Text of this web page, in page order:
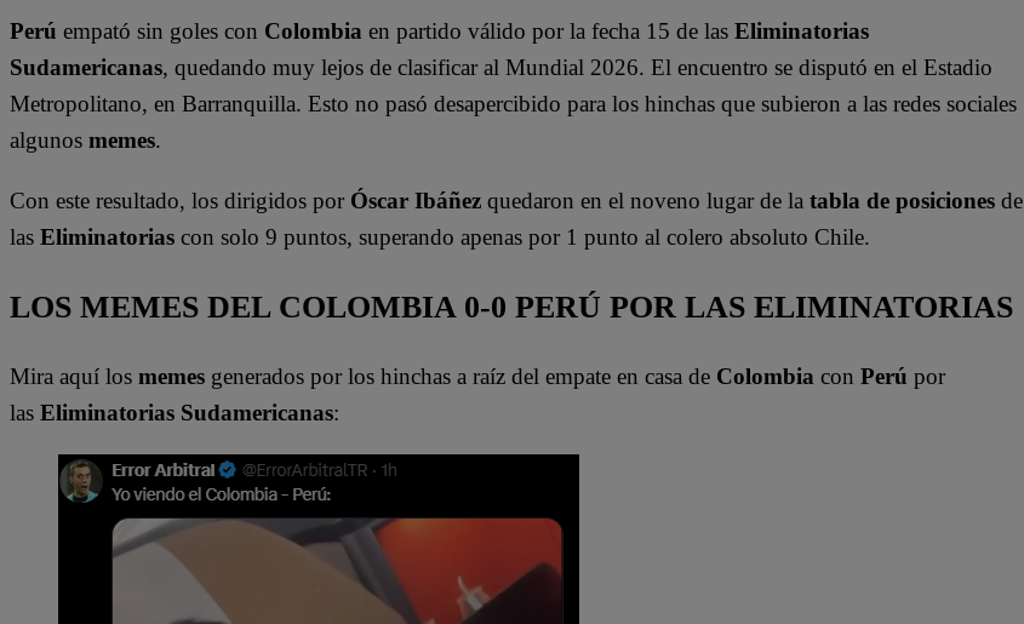
Perú empató sin goles con Colombia en partido válido por la fecha 15 de las Eliminatorias
Sudamericanas, quedando muy lejos de clasificar al Mundial 2026. El encuentro se disputó en el Estadio
Metropolitano, en Barranquilla. Esto no pasó desapercibido para los hinchas que subieron a las redes sociales
algunos memes.
Con este resultado, los dirigidos por Óscar Ibáñez quedaron en el noveno lugar de la tabla de posiciones de
las Eliminatorias con solo 9 puntos, superando apenas por 1 punto al colero absoluto Chile.
LOS MEMES DEL COLOMBIA 0-0 PERÚ POR LAS ELIMINATORIAS
Mira aquí los memes generados por los hinchas a raíz del empate en casa de Colombia con Perú por
las Eliminatorias Sudamericanas: